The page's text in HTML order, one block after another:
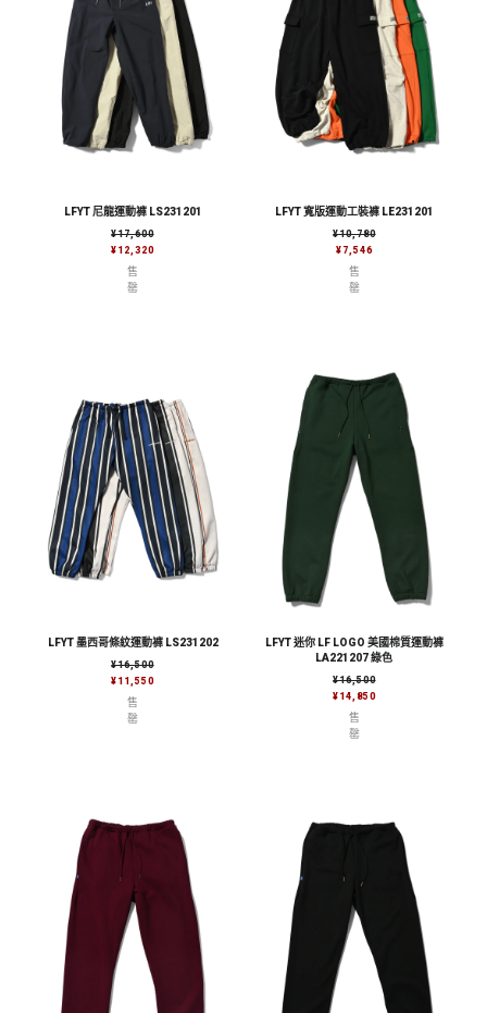
LFYT 尼龍運動褲 LS231201
售價
¥17,600
¥12,320
售
罄
LFYT 寬版運動工裝褲 LE231201
售價
¥10,780
¥7,546
售
罄
LFYT 墨西哥條紋運動褲 LS231202
售價
¥16,500
¥11,550
售
罄
LFYT 迷你 LF LOGO 美國棉質運動褲
LA221207 綠色
售價
¥16,500
¥14,850
售
罄